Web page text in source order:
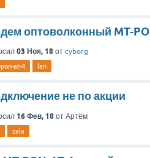
оптоволконный MT-
03 Ноя, 18 от cyborg
at-4 lan
не по акции
16 Фев, 18 от Артём
zala